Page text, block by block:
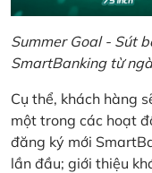
Summer Goal - Sút
SmartBanking từ
Cụ thể, khách hàng
một trong các hoạt
đăng ký mới
lần đầu; giới thiệu